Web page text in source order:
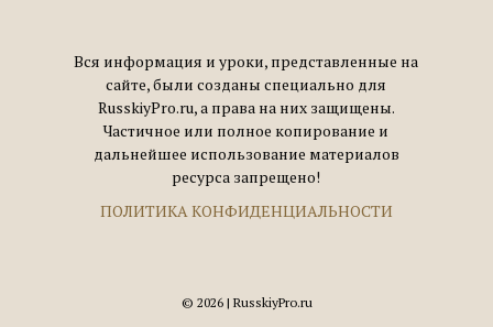
Вся информация и уроки, представленные на
сайте, были созданы специально для
RusskiyPro.ru, а права на них защищены.
Частичное или полное копирование и
дальнейшее использование материалов
ресурса запрещено!
ПОЛИТИКА КОНФИДЕНЦИАЛЬНОСТИ
© 2026 | RusskiyPro.ru